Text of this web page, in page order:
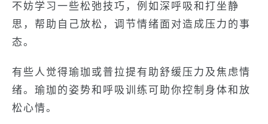
不妨学习一些松弛技巧，例如深呼吸和打坐静
思，帮助自己放松，调节情绪面对造成压力的事
态。
有些人觉得瑜珈或普拉提有助舒缓压力及焦虑情
绪。瑜珈的姿势和呼吸训练可助你控制身体和放
松心情。